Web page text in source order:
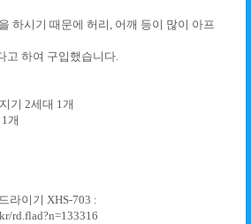
하시기 때문에 허리, 어깨 등이 많이 아프
고 하여 구입했습니다.
기 2세대 1개
개
라이기 XHS-703 :
rd.flad?n=133316